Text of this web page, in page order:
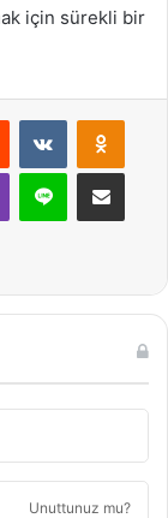
için sürekli bir
Reddit VKontakte
Viber Line E-Posta ile
Unuttunuz mu?